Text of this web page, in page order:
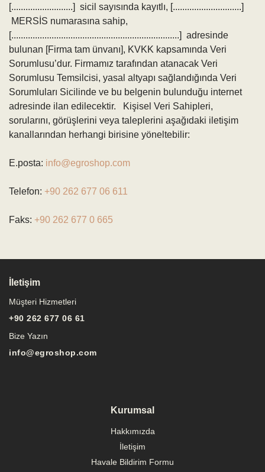
[..........................] sicil sayısında kayıtlı, [.............................]
MERSİS numarasına sahip,
[.......................................................................] adresinde
bulunan [Firma tam ünvanı], KVKK kapsamında Veri
Sorumlusu’dur. Firmamız tarafından atanacak Veri
Sorumlusu Temsilcisi, yasal altyapı sağlandığında Veri
Sorumluları Sicilinde ve bu belgenin bulunduğu internet
adresinde ilan edilecektir. Kişisel Veri Sahipleri,
sorularını, görüşlerini veya taleplerini aşağıdaki iletişim
kanallarından herhangi birisine yöneltebilir:
E.posta: info@egroshop.com
Telefon: +90 262 677 06 611
Faks: +90 262 677 0 665
İletişim
Müşteri Hizmetleri
+90 262 677 06 61
Bize Yazın
info@egroshop.com
Kurumsal
Hakkımızda
İletişim
Havale Bildirim Formu